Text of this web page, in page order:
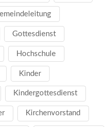
Gottesdienst
Hochschule
Kinder
Kindergottesdienst
Kirchenvorstand